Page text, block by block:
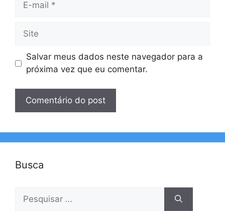
Site
Salvar meus dados neste navegador para a
próxima vez que eu comentar.
Busca
por: